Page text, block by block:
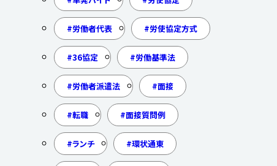
労働者代表 労使協定方式
36協定 労働基準法
労働者派遣法 面接
転職 面接質問例
ランチ 環状通東